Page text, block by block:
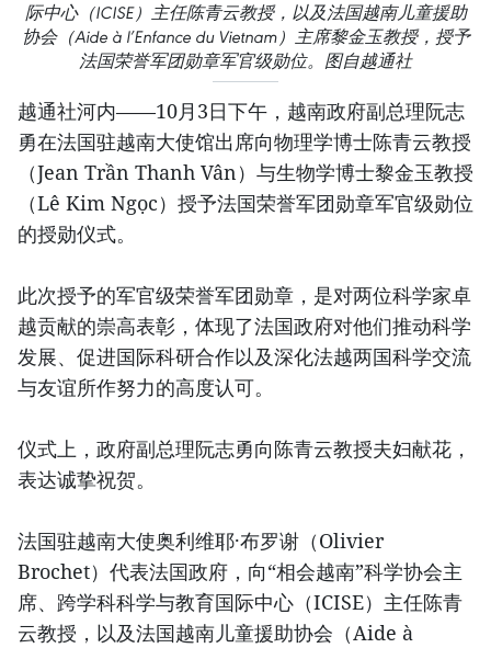
际中心（ICISE）主任陈青云教授，以及法国越南儿童援助
协会（Aide à l’Enfance du Vietnam）主席黎金玉教授，授予
法国荣誉军团勋章军官级勋位。图自越通社
越通社河内——10月3日下午，越南政府副总理阮志
勇在法国驻越南大使馆出席向物理学博士陈青云教授
（Jean Trần Thanh Vân）与生物学博士黎金玉教授
（Lê Kim Ngọc）授予法国荣誉军团勋章军官级勋位
的授勋仪式。
此次授予的军官级荣誉军团勋章，是对两位科学家卓
越贡献的崇高表彰，体现了法国政府对他们推动科学
发展、促进国际科研合作以及深化法越两国科学交流
与友谊所作努力的高度认可。
仪式上，政府副总理阮志勇向陈青云教授夫妇献花，
表达诚挚祝贺。
法国驻越南大使奥利维耶·布罗谢（Olivier
Brochet）代表法国政府，向“相会越南”科学协会主
席、跨学科科学与教育国际中心（ICISE）主任陈青
云教授，以及法国越南儿童援助协会（Aide à